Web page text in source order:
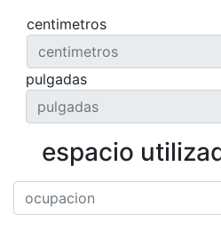
centimetros
pulgadas
espacio